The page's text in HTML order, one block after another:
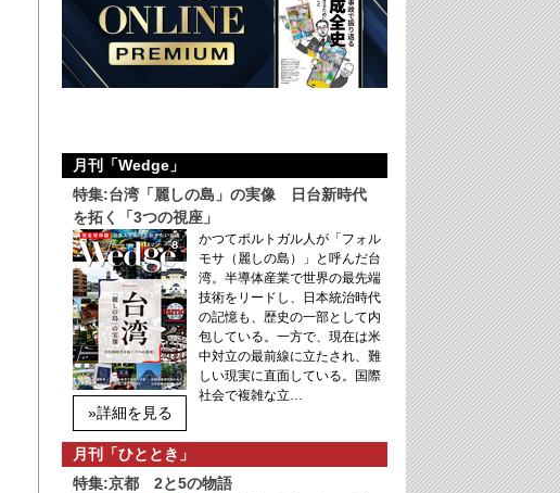
月刊「Wedge」
特集:台湾「麗しの島」の実像 日台新時代
を拓く「3つの視座」
»詳細を見る
かつてポルトガル人が「フォル
モサ（麗しの島）」と呼んだ台
湾。半導体産業で世界の最先端
技術をリードし、日本統治時代
の記憶も、歴史の一部として内
包している。一方で、現在は米
中対立の最前線に立たされ、難
しい現実に直面している。国際
社会で複雑な立…
月刊「ひととき」
特集:京都 2と5の物語